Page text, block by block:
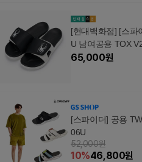
[현대백화점] [스파
U 남여공용 TOX
D334U
65,000원
[스파이더] 공용
06U
52,000원
10%46,800원